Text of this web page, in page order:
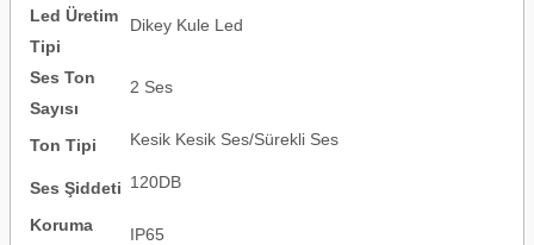
Led Üretim
Tipi
Dikey Kule Led
Ses Ton
Sayısı
2 Ses
Ton Tipi Kesik Kesik Ses/Sürekli Ses
Ses Şiddeti 120DB
Koruma
IP65